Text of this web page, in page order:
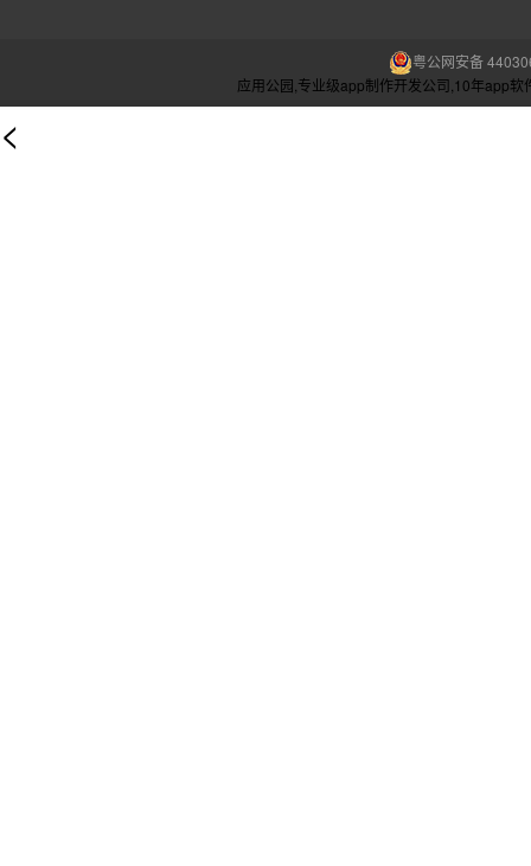
粤公网安备
应用公园,专业级app制作开发公司,10年app
<